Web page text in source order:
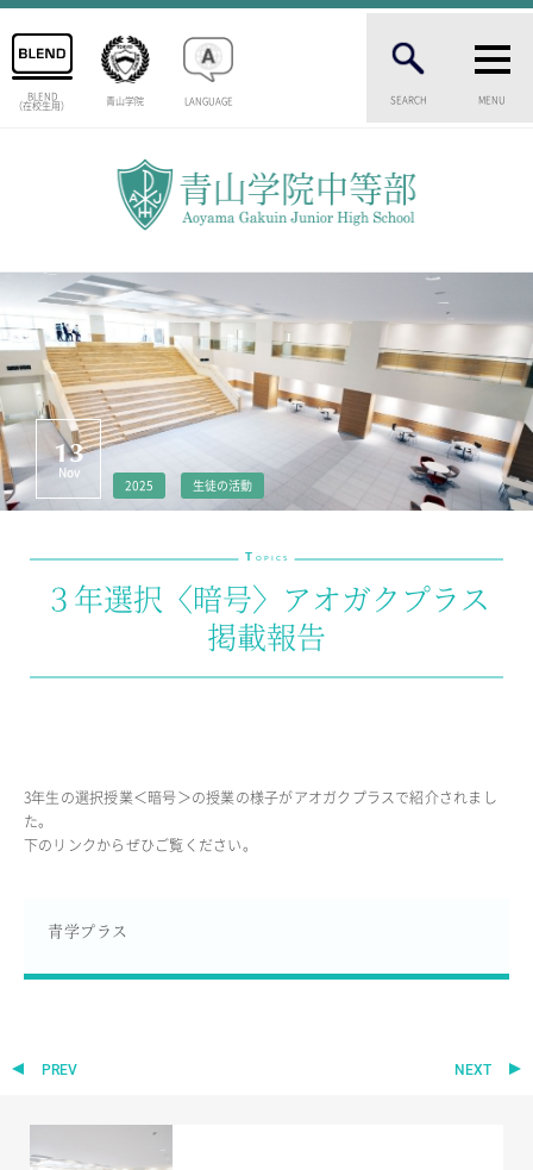
BLEND
（在校生用） 青山学院 LANGUAGE SEARCH MENU
中等部の歴史
特色ある教育
生徒数・教職員数
一貫校の流れ
卒業生インタビュー
校舎情報
メディアライブラリー
教育の特色・紹介
教育課程
キリスト教教育
スクールライフ
スクールカレンダー
施設設備紹介
入試・入学案内
13
Nov
2025 生徒の活動
T OPICS
３年選択〈暗号〉アオガクプラス
掲載報告
3年生の選択授業＜暗号＞の授業の様子がアオガクプラスで紹介されまし
た。
下のリンクからぜひご覧ください。
青学プラス
PREV NEXT